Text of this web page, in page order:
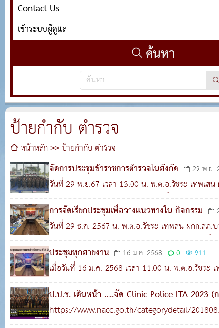
Contact Us
เข้าระบบผู้ดูแล
ค้นหา
ป้ายกำกับ ตำรวจ
หน้าหลัก ป้ายกำกับ ตำรวจ
จัดการประชุมข้าราชการตำรวจในสังกัด 29 พ.ย.
วันที่ 29 พ.ย.67 เวลา 13.00 น. พ.ต.อ.วัชระ เทพเส
ประชุมข้าราชการตำรวจในสังกัด เพื่อชี้แจง และประก
นโยบายการต่อต้านการรับสินบน (Anti- Bribery
คนทราบและปฏิบัติ โดยชี้แจงให้เข้าถึง การไม่รั
การจัดเรียกประชุมเพื่อวางแนวทางใน กิจกรรม
867
วันที่ 29 ธ.ค. 2567 น. พ.ต.อ.วัชระ เทพสน ผกก.สภ.
ทำงาน POLICE ITA ของสถานีตำรวจภูธรสำโรงใต้ ขึ้
ประชุมเพื่อวางแนวทางใน กิจกรรม และวางแผนเพื่อ
และติดตามผลงานการดำเนินการเป็นประจำ
ประชุมทุกสายงาน 16 ม.ค. 2568 0 911
เมื่อวันที่ 16 ม.ค. 2568 เวลา 11.00 น. พ.ต.อ.วัชระ
พร้อมด้วยหัวหน้างานทุกสายงาน เจ้าหน้าที่ธุรการแต่
แนวทางการดำเนินงาน การประเมินคุณธรรมและควา
ของหน่วยงานภาครัฐ ให้ข้าราการตำรวจในสังกัดได้รับ
ป.ป.ช. เดินหน้า .....จัด Clinic Police ITA 2023
ตำรวจภูธรภาค 1)
30 มี.ค. 2566 0 1,452
https://www.nacc.go.th/categorydetail/